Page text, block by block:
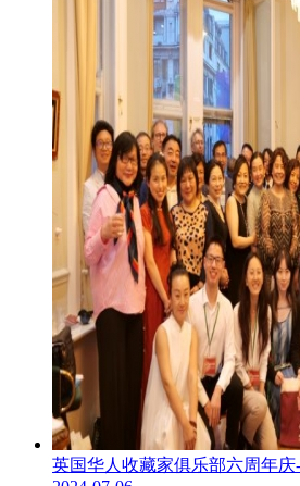
英国华人收藏家俱乐部六周年庆